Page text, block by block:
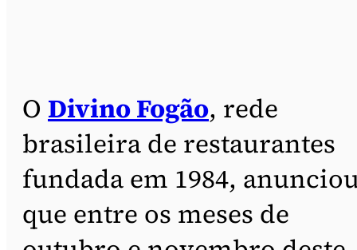
O Divino Fogão, rede
brasileira de restaurantes
fundada em 1984,
que entre os meses de